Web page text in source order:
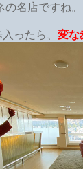
名店ですね。
ったら、 変な